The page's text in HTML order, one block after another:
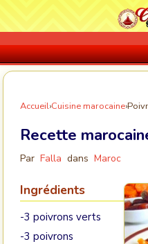
Accueil›Cuisine marocaine›
Recette
Par Falla dans Maroc
Ingrédients
-3 poivrons verts
-3 poivrons